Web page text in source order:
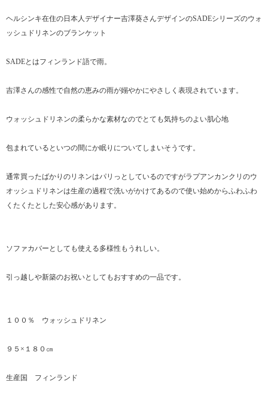
ヘルシンキ在住の日本人デザイナー吉澤葵さんデザインのSADEシリーズのウォ
ッシュドリネンのブランケット
SADEとはフィンランド語で雨。
吉澤さんの感性で自然の恵みの雨が嫋やかにやさしく表現されています。
ウォッシュドリネンの柔らかな素材なのでとても気持ちのよい肌心地
包まれているといつの間にか眠りについてしまいそうです。
通常買ったばかりのリネンはパリっとしているのですがラプアンカンクリのウ
オッシュドリネンは生産の過程で洗いがかけてあるので使い始めからふわふわ
くたくたとした安心感があります。
ソファカバーとしても使える多様性もうれしい。
引っ越しや新築のお祝いとしてもおすすめの一品です。
１００％ ウォッシュドリネン
９５×１８０㎝
生産国 フィンランド